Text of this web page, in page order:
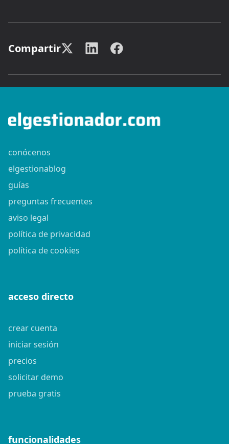
Compartir
conócenos
elgestionablog
guías
preguntas frecuentes
aviso legal
política de privacidad
política de cookies
acceso directo
crear cuenta
iniciar sesión
precios
solicitar demo
prueba gratis
funcionalidades